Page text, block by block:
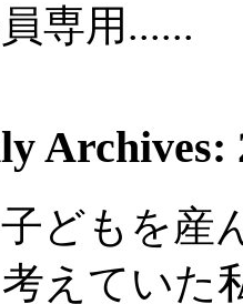
専用......
Archives:
子どもを
えていた